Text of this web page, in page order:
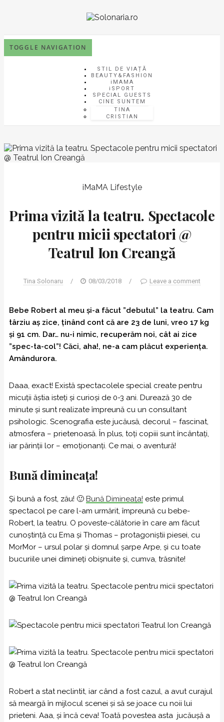
TOGGLE NAVIGATION
STIL DE VIAȚĂ
BEAUTY&FASHION
iMAMA
iSPORT
SPECIAL GUESTS
CINE SUNTEM
TINA
CRISTIAN
iMaMA Lifestyle
Prima vizită la teatru. Spectacole
pentru micii spectatori @
Teatrul Ion Creangă
Tina Solonaru / 08/03/2018 / Leave a comment
Bebe Robert al meu și-a făcut ”debutul” la teatru. Cam
târziu aș zice, ținând cont că are 23 de luni, vreo 17 kg
și 91 cm. Dar… nu-i nimic, recuperăm noi, cât ai zice
”spec-ta-col”! Căci, aha!, ne-a cam plăcut experiența.
Amândurora.
Daaa, exact! Există spectacolele special create pentru
micuții ăștia isteți și curioși de 0-3 ani. Durează 30 de
minute și sunt realizate împreună cu un consultant
psihologic. Scenografia este jucăusă, decorul – fascinat,
atmosfera – prietenoasă. În plus, toți copiii sunt încântați,
iar părinții lor – emoționanți. Ce mai, o aventură!
Bună dimineața!
Și bună a fost, zău! 🙂 Bună Dimineața! este primul
spectacol pe care l-am urmărit, împreună cu bebe-
Robert, la teatru. O poveste-călătorie în care am făcut
cunoștință cu Ema şi Thomas – protagoniștii piesei, cu
MorMor – ursul polar şi domnul şarpe Arpe, și cu toate
bucuriile unei dimineți obișnuite și, cumva, trăsnite!
Robert a stat neclintit, iar când a fost cazul, a avut curajul
să meargă în mijlocul scenei și să se joace cu noii lui
prieteni. Aaa, și încă ceva! Toată povestea asta jucăușă a